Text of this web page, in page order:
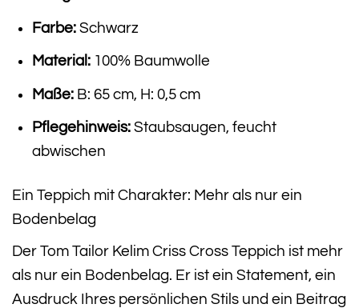
Farbe:Schwarz
Material:100% Baumwolle
Maße:B: 65 cm, H: 0,5 cm
Pflegehinweis:Staubsaugen, feucht
abwischen
Ein Teppich mit Charakter: Mehr als nur ein
Bodenbelag
Der Tom Tailor Kelim Criss Cross Teppich ist mehr
als nur ein Bodenbelag. Er ist ein Statement, ein
Ausdruck Ihres persönlichen Stils und ein Beitrag